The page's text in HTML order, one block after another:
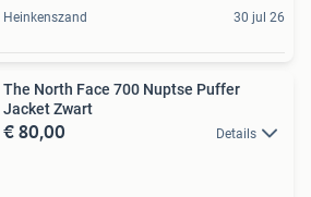
Heinkenszand 30 jul 26
The North Face 700 Nuptse Puffer
Jacket Zwart
€ 80,00 Details